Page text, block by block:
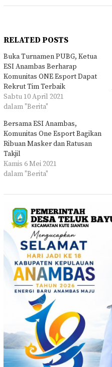
RELATED POSTS
Buka Turnamen PUBG, Ketua
ESI Anambas Berharap
Komunitas ONE Esport Dapat
Rekrut Tim Terbaik
Sabtu 10 April 2021
dalam "Berita"
Bersama ESI Anambas,
Komunitas One Esport Bagikan
Ribuan Masker dan Ratusan
Takjil
Kamis 6 Mei 2021
dalam "Berita"